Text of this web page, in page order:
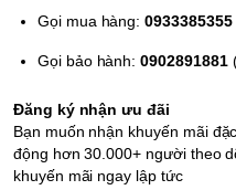
Gọi mua hàng:0933385355
Gọi bảo hành:0902891881
Đăng ký nhận ưu đãi
Bạn muốn nhận khuyến mãi
động hơn 30.000+ người theo
khuyến mãi ngay lập tức